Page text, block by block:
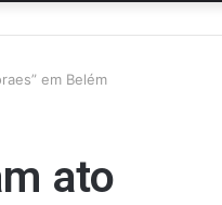
em Belém
ato